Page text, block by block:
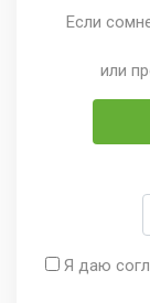
Если
или
Я даю